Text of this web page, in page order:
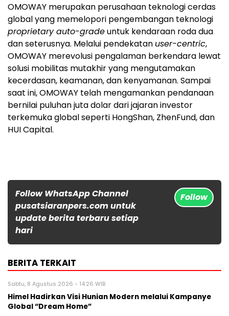
OMOWAY merupakan perusahaan teknologi cerdas
global yang memelopori pengembangan teknologi
proprietary auto-gradeuntuk kendaraan roda dua
dan seterusnya. Melalui pendekatan user-centric,
OMOWAY merevolusi pengalaman berkendara lewat
solusi mobilitas mutakhir yang mengutamakan
kecerdasan, keamanan, dan kenyamanan. Sampai
saat ini, OMOWAY telah mengamankan pendanaan
bernilai puluhan juta dolar dari jajaran investor
terkemuka global seperti HongShan, ZhenFund, dan
HUI Capital.
Follow WhatsApp Channel
pusatsiaranpers.com untuk
update berita terbaru setiap
hari
Follow
BERITA TERKAIT
Sabtu, 8 Agustus 2026 - 14:26 WIB
Himel Hadirkan Visi Hunian Modern melalui Kampanye
Global “Dream Home”